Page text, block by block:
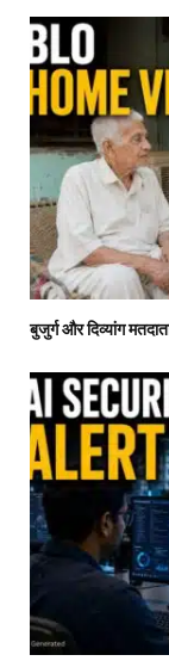
बुजुर्ग और दिव्यांग